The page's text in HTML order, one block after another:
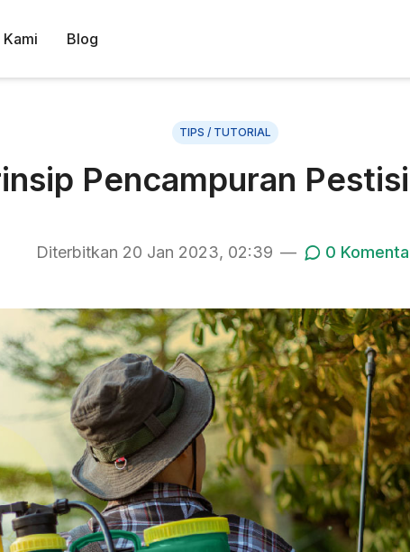
Blog
TIPS / TUTORIAL
Pencampuran
Diterbitkan 20 Jan 2023, 02:39 — 0